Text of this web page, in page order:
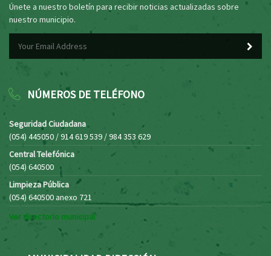
Únete a nuestro boletín para recibir noticias actualizadas sobre
nuestro municipio.
NÚMEROS DE TELÉFONO
Seguridad Ciudadana
(054) 445050 / 914 619 539 / 984 353 629
Central Telefónica
(054) 640500
Limpieza Pública
(054) 640500 anexo 721
Ver directorio municipal